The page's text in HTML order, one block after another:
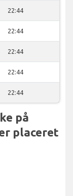
22:44
22:44
22:44
22:44
22:44
på
placeret